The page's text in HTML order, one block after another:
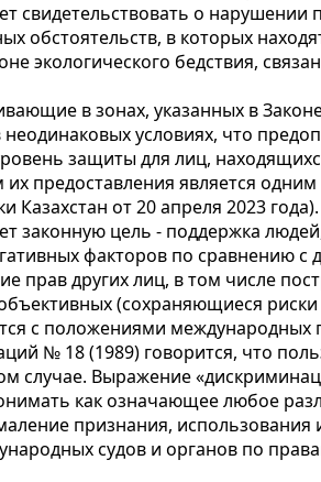
свидетельствовать о
обстоятельств, в которых
экологического бедствия,
в зонах, указанных в
условиях, что
защиты для лиц,
предоставления является
Казахстан от 20 апреля 2023 года).
законную цель - поддержка
факторов по сравнению
прав других лиц, в том числе
(сохраняющиеся
с положениями
№ 18 (1989) говорится, что
случае. Выражение
как означающее любое
признания,
судов и органов по